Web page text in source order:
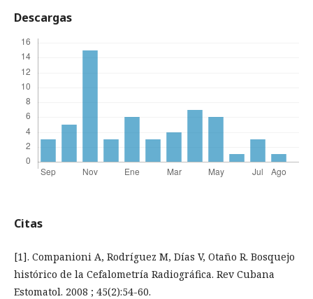
Descargas
Citas
[1]. Companioni A, Rodríguez M, Días V, Otaño R. Bosquejo
histórico de la Cefalometría Radiográfica. Rev Cubana
Estomatol. 2008 ; 45(2):54-60.